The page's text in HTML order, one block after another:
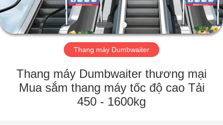
VIDEO
CHÚNG
TÔI
Thang máy Dumbwaiter
Thang máy Dumbwaiter thương mại
Mua sắm thang máy tốc độ cao Tải
450 - 1600kg